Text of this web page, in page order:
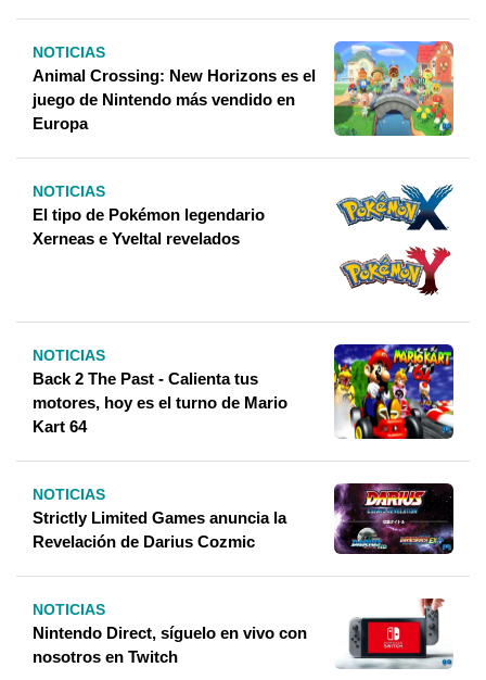
NOTICIAS
Animal Crossing: New Horizons es el
juego de Nintendo más vendido en
Europa
NOTICIAS
El tipo de Pokémon legendario
Xerneas e Yveltal revelados
NOTICIAS
Back 2 The Past - Calienta tus
motores, hoy es el turno de Mario
Kart 64
NOTICIAS
Strictly Limited Games anuncia la
Revelación de Darius Cozmic
NOTICIAS
Nintendo Direct, síguelo en vivo con
nosotros en Twitch